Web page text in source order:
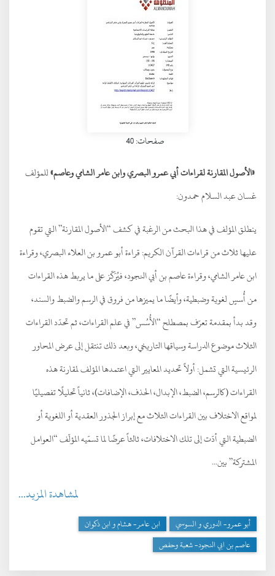
صفحات: 40
«الأصول المقارنة لقراءات أبي عمرو البصري وابن عامر الشامي وعاصم»للمؤلف
غسان عبد السلام حمدون:
ينطلق المؤلف في هذا البحث من الرغبة في كشف “الأصول المقارنة” التي تقوم
عليها ثلاث من قراءات القرآن الكريم: قراءة أبو عمرو بن العلاء البصري، وقراءة
ابن عامر الشامي، وقراءة عاصم بن أبي النجود، فيُرَكّز على ما يربط هذه القراءات
من أُسسٍ لغوية وضبطية، وأيضًا ما يميزها من فروق في الرسم والضبط والسند،
وقد بدأ بمقدمة تعرّف بمصطلح “الأُسُس” في علم القراءات، ثم تحدّد القراءات
الثلاث موضوع الدراسة وسياقها التاريخي، وبعد ذلك تنتقل إلى عرض المحاور
الرئيسية التي تشمل: أولاً تحديد المعايير التي اعتمدها المؤلف لمقارنة هذه
القراءات (كالرسم، الضبط، الإبدال، الحذف، الإضافات)، ثانياً تحليلًا تفصيليًا
لمواقع الاختلاف بين القراءات الثلاث مع إبراز الجذور العقدية أو اللغوية أو
الضبطية التي أدّت إلى تلك الاختلافات، ثالثاً عرضًا لما تسمّيه المؤلّف “العوامل
المشتركة” بين...
لمشاهدة المزيد...
أبو عمرو- الدوري و السوسي
ابن عامر- هشام و ابن ذكوان
عاصم بن ابي النجود- شعبة وحفص